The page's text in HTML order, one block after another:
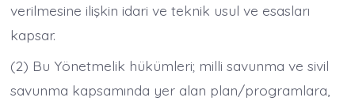
verilmesine ilişkin idari ve teknik usul ve esasları
kapsar.
(2) Bu Yönetmelik hükümleri; milli savunma ve sivil
savunma kapsamında yer alan plan/programlara,